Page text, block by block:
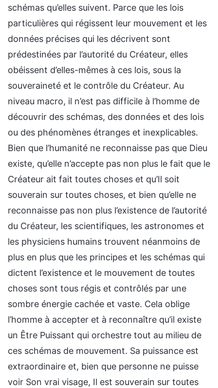
schémas qu’elles suivent. Parce que les lois
particulières qui régissent leur mouvement et les
données précises qui les décrivent sont
prédestinées par l’autorité du Créateur, elles
obéissent d’elles-mêmes à ces lois, sous la
souveraineté et le contrôle du Créateur. Au
niveau macro, il n’est pas difficile à l’homme de
découvrir des schémas, des données et des lois
ou des phénomènes étranges et inexplicables.
Bien que l’humanité ne reconnaisse pas que Dieu
existe, qu’elle n’accepte pas non plus le fait que le
Créateur ait fait toutes choses et qu’Il soit
souverain sur toutes choses, et bien qu’elle ne
reconnaisse pas non plus l’existence de l’autorité
du Créateur, les scientifiques, les astronomes et
les physiciens humains trouvent néanmoins de
plus en plus que les principes et les schémas qui
dictent l’existence et le mouvement de toutes
choses sont tous régis et contrôlés par une
sombre énergie cachée et vaste. Cela oblige
l’homme à accepter et à reconnaître qu’il existe
un Être Puissant qui orchestre tout au milieu de
ces schémas de mouvement. Sa puissance est
extraordinaire et, bien que personne ne puisse
voir Son vrai visage, Il est souverain sur toutes